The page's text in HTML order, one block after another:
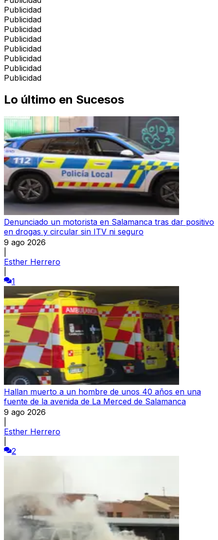
Publicidad
Publicidad
Publicidad
Publicidad
Publicidad
Publicidad
Publicidad
Publicidad
Lo último en Sucesos
Denunciado un motorista en Salamanca tras dar positivo
en drogas y circular sin ITV ni seguro
9 ago 2026
Esther Herrero
1
Hallan muerto a un hombre de unos 40 años en una
fuente de la avenida de La Merced de Salamanca
9 ago 2026
Esther Herrero
2